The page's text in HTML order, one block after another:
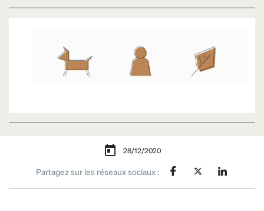
28/12/2020
Partagez sur les réseaux sociaux :